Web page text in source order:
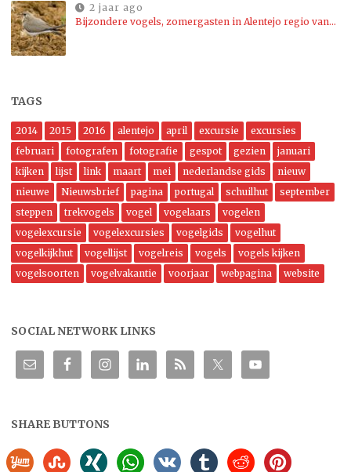
2 jaar ago
Bijzondere vogels, zomergasten in Alentejo regio van…
TAGS
2014 2015 2016 alentejo april excursie
excursies
februari
fotografen fotografie gespot gezien
januari
kijken
lijst link maart mei nederlandse gids
nieuw
nieuwe
Nieuwsbrief pagina portugal schuilhut
september
steppen
trekvogels vogel vogelaars
vogelen
vogelexcursie
vogelexcursies vogelgids
vogelhut
vogelkijkhut
vogellijst vogelreis vogels
vogels kijken
vogelsoorten
vogelvakantie voorjaar webpagina website
SOCIAL NETWORK LINKS
SHARE BUTTONS